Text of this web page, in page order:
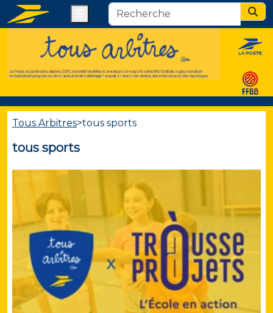
Tous Arbitres>tous sports
tous sports